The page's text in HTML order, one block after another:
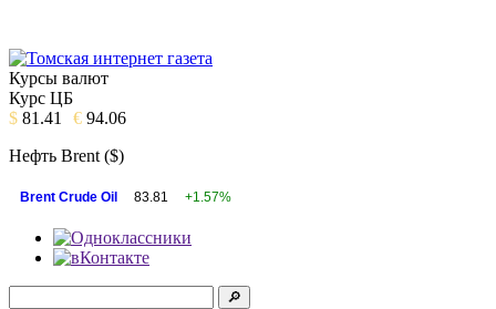
Курсы валют
Курс ЦБ
$ 81.41 € 94.06
Нефть Brent ($)
Brent Crude Oil 83.81 +1.57%